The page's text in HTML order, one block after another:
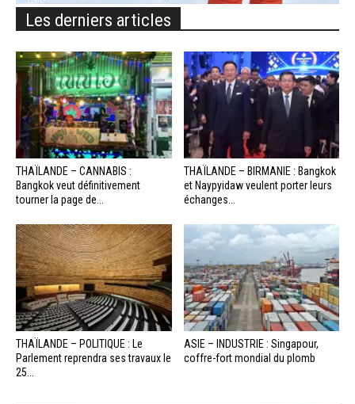
Les derniers articles
THAÏLANDE – CANNABIS :
Bangkok veut définitivement
tourner la page de...
THAÏLANDE – BIRMANIE : Bangkok
et Naypyidaw veulent porter leurs
échanges...
THAÏLANDE – POLITIQUE : Le
Parlement reprendra ses travaux le
25...
ASIE – INDUSTRIE : Singapour,
coffre-fort mondial du plomb